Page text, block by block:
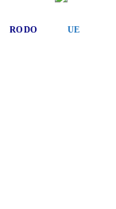
RODO